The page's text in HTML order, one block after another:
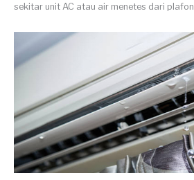
sekitar unit AC atau air menetes dari plafon.